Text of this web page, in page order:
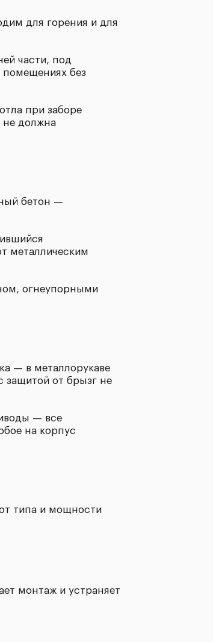
для горения и для
части, под
помещениях без
при заборе
не должна
бетон —
металлическим
огнеупорными
— в металлорукаве
защитой от брызг не
— все
на корпус
типа и мощности
монтаж и устраняет